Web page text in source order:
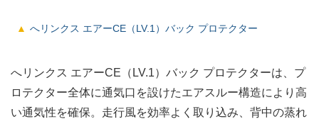
へリンクス エアーCE（LV.1）バック プロテクター
へリンクス エアーCE（LV.1）バック プロテクターは、プ
ロテクター全体に通気口を設けたエアスルー構造により高
い通気性を確保。走行風を効率よく取り込み、背中の蒸れ